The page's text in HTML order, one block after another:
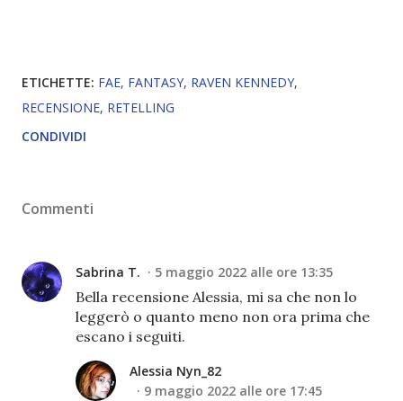
ETICHETTE: FAE FANTASY RAVEN KENNEDY
RECENSIONE RETELLING
CONDIVIDI
Commenti
Sabrina T. 5 maggio 2022 alle ore 13:35
Bella recensione Alessia, mi sa che non lo
leggerò o quanto meno non ora prima che
escano i seguiti.
Alessia Nyn_82
9 maggio 2022 alle ore 17:45